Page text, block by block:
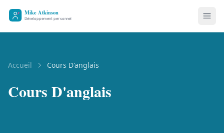
Accueil Cours D'anglais
Cours D'anglais